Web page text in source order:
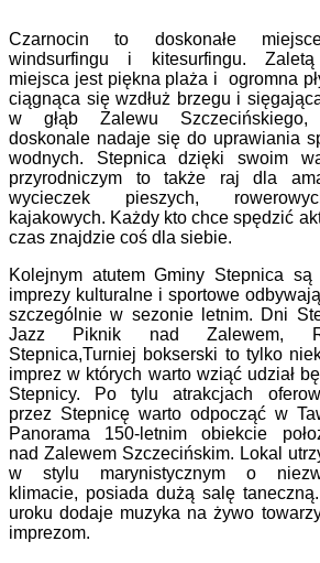
Czarnocin to doskonałe
windsurfingu i kitesurfingu.
miejsca jest piękna plaża i ogromna
ciągnąca się wzdłuż brzegu i
w głąb Zalewu Szczecińskiego,
doskonale nadaje się do uprawiania
wodnych. Stepnica dzięki swoim
przyrodniczym to także raj dla
wycieczek pieszych,
kajakowych. Każdy kto chce spędzić
czas znajdzie coś dla siebie.
Kolejnym atutem Gminy Stepnica są
imprezy kulturalne i sportowe
szczególnie w sezonie letnim. Dni
Jazz Piknik nad Zalewem,
Stepnica,Turniej bokserski to tylko
imprez w których warto wziąć udział
Stepnicy. Po tylu atrakcjach
przez Stepnicę warto odpocząć w
Panorama 150-letnim obiekcie
nad Zalewem Szczecińskim. Lokal
w stylu marynistycznym o
klimacie, posiada dużą salę
uroku dodaje muzyka na żywo
imprezom.